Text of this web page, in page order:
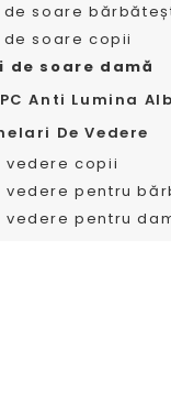
soare
soare copii
de soare damă
Anti Lumina
De Vedere
vedere copii
vedere pentru
vedere pentru